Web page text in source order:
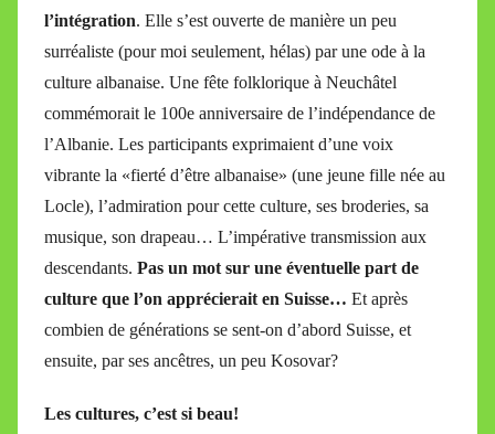
l’intégration. Elle s’est ouverte de manière un peu
surréaliste (pour moi seulement, hélas) par une ode à la
culture albanaise. Une fête folklorique à Neuchâtel
commémorait le 100e anniversaire de l’indépendance de
l’Albanie. Les participants exprimaient d’une voix
vibrante la «fierté d’être albanaise» (une jeune fille née au
Locle), l’admiration pour cette culture, ses broderies, sa
musique, son drapeau… L’impérative transmission aux
descendants. Pas un mot sur une éventuelle part de
culture que l’on apprécierait en Suisse… Et après
combien de générations se sent-on d’abord Suisse, et
ensuite, par ses ancêtres, un peu Kosovar?
Les cultures, c’est si beau!